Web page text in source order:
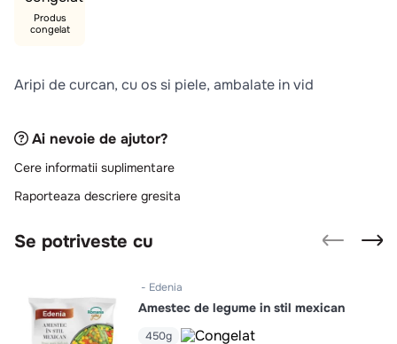
aripi
Produs
congelat
Aripi de curcan, cu os si piele, ambalate in vid
Ai nevoie de ajutor?
Cere informatii suplimentare
Raporteaza descriere gresita
Se potriveste cu
Edenia
Amestec de legume in stil mexican
450g